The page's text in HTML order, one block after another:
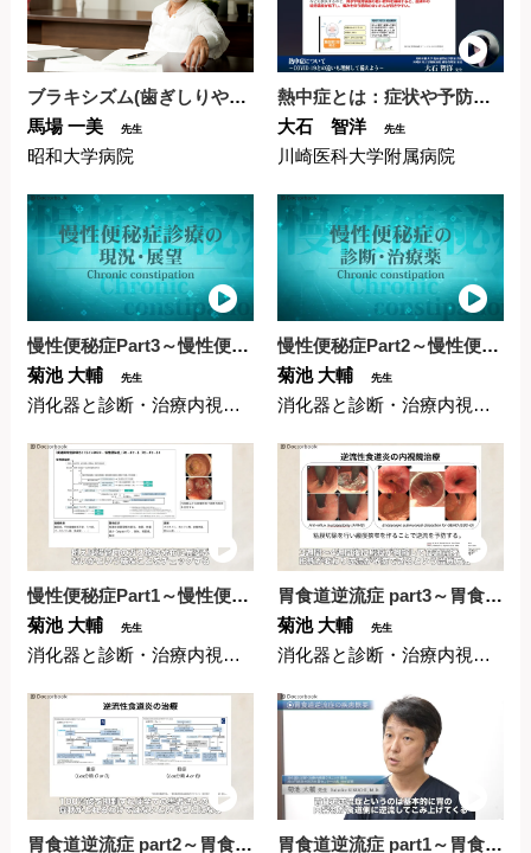
ブラキシズム(歯ぎしりやくいしばり)に悩むあなたへ：大...
馬場 一美先生
昭和大学病院
熱中症とは：症状や予防、COVID-19との違いを解説
大石 智洋
先生
川崎医科大学附属病院
慢性便秘症Part3～慢性便秘症の現在の状況と展望～
菊池 大輔先生
消化器と診断・治療内視鏡クリニック
慢性便秘症Part2～慢性便秘症の診断・治療薬～
菊池 大輔
先生
消化器と診断・治療内視鏡クリニック
慢性便秘症Part1～慢性便秘症とはどのようなものでし...
菊池 大輔先生
消化器と診断・治療内視鏡クリニック
胃食道逆流症 part3～胃食道逆流症の内視鏡的治療に...
菊池 大輔
先生
消化器と診断・治療内視鏡クリニック
胃食道逆流症 part2～胃食道逆流症の内視鏡検査と薬...
胃食道逆流症 part1～胃食道逆流症（GERD）の疾...